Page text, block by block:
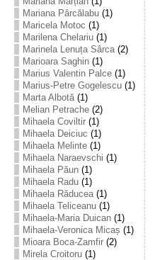
Mariana Pârcălabu(1)
Maricela Motoc (1)
Marilena Chelariu(1)
Marinela Lenuța Sârca(2)
Marioara Saghin(1)
Marius Valentin Palce(1)
Marius-Petre Gogelescu(1)
Marta Albotă(1)
Melian Petrache(2)
Mihaela Coviltir(1)
Mihaela Deiciuc (1)
Mihaela Melinte(1)
Mihaela Naraevschi (1)
Mihaela Păun(1)
Mihaela Radu(1)
Mihaela Răducea(1)
Mihaela Teliceanu(1)
Mihaela-Maria Duican(1)
Mihaela-Veronica Micaș (1)
Mioara Boca-Zamfir(2)
Mirela Croitoru(1)